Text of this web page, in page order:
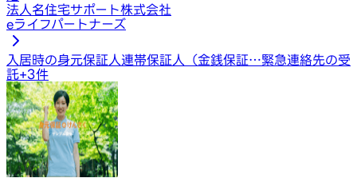
法人名住宅サポート株式会社
eライフパートナーズ
入居時の身元保証人連帯保証人（金銭保証…緊急連絡先の受
託+3件